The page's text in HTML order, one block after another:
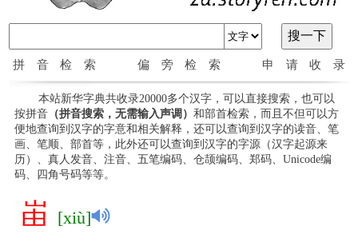
拼音检索 偏旁检索 申请收录
本站新华字典共收录20000多个汉字，可以直接搜索，也可以
按拼音（拼音搜索，无需输入声调） 和部首检索，而且不但可以方
便地查询到汉字的字意和相关解释，还可以查询到汉字的读音、笔
画、笔顺、部首等，此外还可以查询到汉字的字源（汉字起源来
历）、真人发音、注音、五笔编码、仓颉编码、郑码、Unicode编
码、四角号码等等。
峀 [xiù]